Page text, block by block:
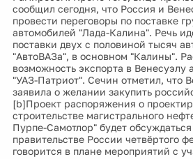
сообщил сегодня, что Россия и
провести переговоры по поставке
автомобилей "Лада-Калина". Речь
поставки двух с половиной тысяч
"АвтоВАЗа", в основном "Калины".
возможность экспорта в Венесуэлу
"УАЗ-Патриот". Сечин отметил, что
заявила о желании закупить
[b]Проект распоряжения о
строительстве магистрального
Пурпе-Самотлор" будет
правительстве России четвёртого
говорится в плане мероприятий с